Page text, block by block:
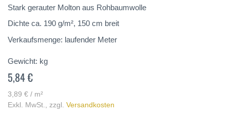
springen
Stark gerauter Molton aus Rohbaumwolle
Dichte ca. 190 g/m², 150 cm breit
Verkaufsmenge: laufender Meter
Gewicht: kg
5,84 €
3,89 € / m²
Exkl. MwSt.
zzgl. Versandkosten